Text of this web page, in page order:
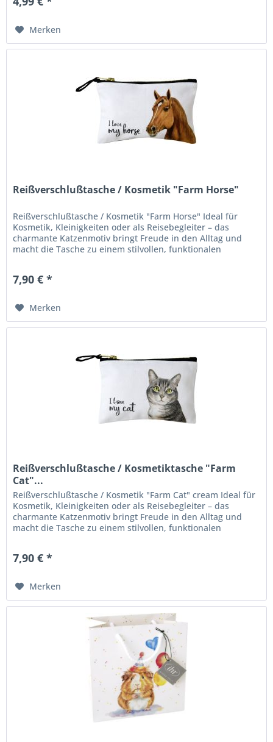
Merken
Reißverschlußtasche / Kosmetik "Farm Horse"
Reißverschlußtasche / Kosmetik "Farm Horse" Ideal für
Kosmetik, Kleinigkeiten oder als Reisebegleiter – das
charmante Katzenmotiv bringt Freude in den Alltag und
macht die Tasche zu einem stilvollen, funktionalen
7,90 € *
Merken
Reißverschlußtasche / Kosmetiktasche "Farm
Cat"...
Reißverschlußtasche / Kosmetik "Farm Cat" cream Ideal für
Kosmetik, Kleinigkeiten oder als Reisebegleiter – das
charmante Katzenmotiv bringt Freude in den Alltag und
macht die Tasche zu einem stilvollen, funktionalen
7,90 € *
Merken